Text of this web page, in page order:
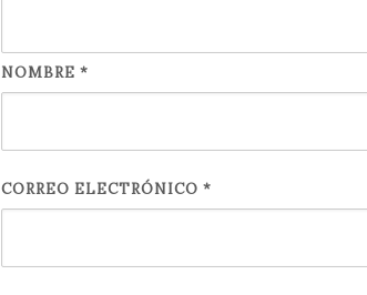
NOMBRE *
CORREO ELECTRÓNICO *